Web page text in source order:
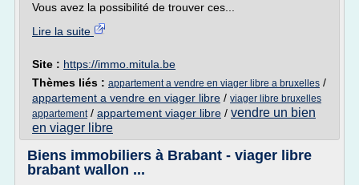
Vous avez la possibilité de trouver ces...
Lire la suite
Site : https://immo.mitula.be
Thèmes liés : appartement a vendre en viager libre a bruxelles /
appartement a vendre en viager libre / viager libre bruxelles
appartement/ appartement viager libre / vendre un bien
en viager libre
Biens immobiliers à Brabant - viager libre
brabant wallon ...